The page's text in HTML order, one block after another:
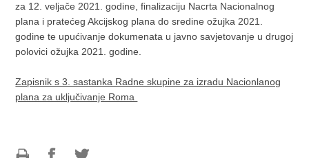
za 12. veljače 2021. godine, finalizaciju Nacrta Nacionalnog
plana i pratećeg Akcijskog plana do sredine ožujka 2021.
godine te upućivanje dokumenata u javno savjetovanje u drugoj
polovici ožujka 2021. godine.
Zapisnik s 3. sastanka Radne skupine za izradu Nacionlanog
plana za uključivanje Roma